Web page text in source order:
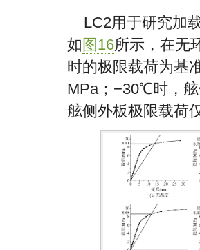
LC2用于研究加
如 图16所示，在无
时的极限载荷为基
MPa；−30℃时，
舷侧外板极限载荷